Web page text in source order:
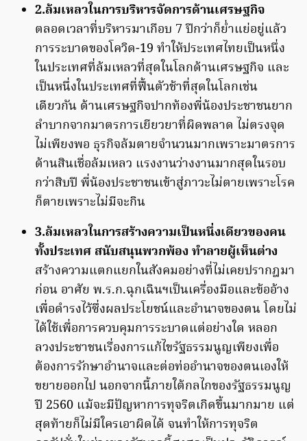
2.ล้มเหลวในการบริหารจัดการด้านเศรษฐกิจ
ตลอดเวลาที่บริหารมาเกือบ 7 ปีกว่าก็ย่ำแย่อยู่แล้ว
การระบาดของโควิด-19 ทำให้ประเทศไทยเป็นหนึ่ง
ในประเทศที่ล้มเหลวที่สุดในโลกด้านเศรษฐกิจ และ
เป็นหนึ่งในประเทศที่ฟื้นตัวช้าที่สุดในโลกเช่น
เดียวกัน ด้านเศรษฐกิจปากท้องพี่น้องประชาชนยาก
ลำบากจากมาตรการเยียวยาที่ผิดพลาด ไม่ตรงจุด
ไม่เพียงพอ ธุรกิจล้มตายจำนวนมากเพราะมาตรการ
ด้านสินเชื่อล้มเหลว แรงงานว่างงานมากสุดในรอบ
กว่าสิบปี พี่น้องประชาชนเข้าสู่ภาวะไม่ตายเพราะโรค
ก็ตายเพราะไม่มีจะกิน
3.ล้มเหลวในการสร้างความเป็นหนึ่งเดียวของคน
ทั้งประเทศ สนับสนุนพวกพ้อง ทำลายผู้เห็นต่าง
สร้างความแตกแยกในสังคมอย่างที่ไม่เคยปรากฎมา
ก่อน อาศัย พ.ร.ก.ฉุกเฉินฯเป็นเครื่องมือและข้ออ้าง
เพื่อดำรงไว้ซึ่งผลประโยชน์และอำนาจของตน โดยไม่
ได้ใช้เพื่อการควบคุมการระบาดแต่อย่างใด หลอก
ลวงประชาชนเรื่องการแก้ไขรัฐธรรมนูญเพียงเพื่อ
ต้องการรักษาอำนาจและต่อท่ออำนาจของตนเองให้
ขยายออกไป นอกจากนี้ภายใต้กลไกของรัฐธรรมนูญ
ปี 2560 แม้จะมีปัญหาการทุจริตเกิดขึ้นมากมาย แต่
สุดท้ายก็ไม่มีใครเอาผิดได้ จนทำให้การทุจริต